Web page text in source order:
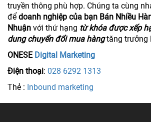
truyền thông phù hợp. Chúng ta cùng
để doanh nghiệp của bạn Bán Nhiều
Nhuận với thứ hạng từ khóa được xếp
dung chuyển đổi mua hàngtăng trưởng
ONESE Digital Marketing
Điện thoại: 028 6292 1313
Thẻ : Inbound marketing